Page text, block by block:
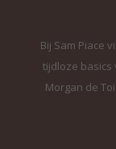
Bij Sam Piace
tijdloze basics
Morgan de